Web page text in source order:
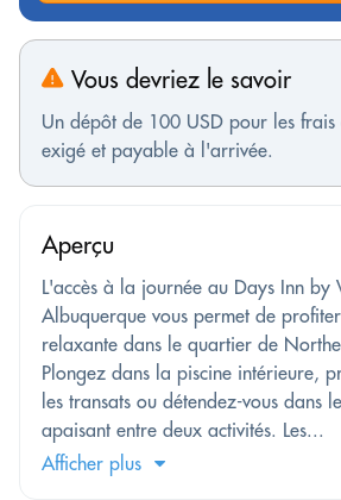
Vous devriez le savoir
Un dépôt de 100 USD pour les frais
exigé et payable à l'arrivée.
Aperçu
L'accès à la journée au Days Inn by
Albuquerque vous permet de
relaxante dans le quartier de
Plongez dans la piscine intérieure,
les transats ou détendez-vous dans
apaisant entre deux activités. Les...
Afficher plus